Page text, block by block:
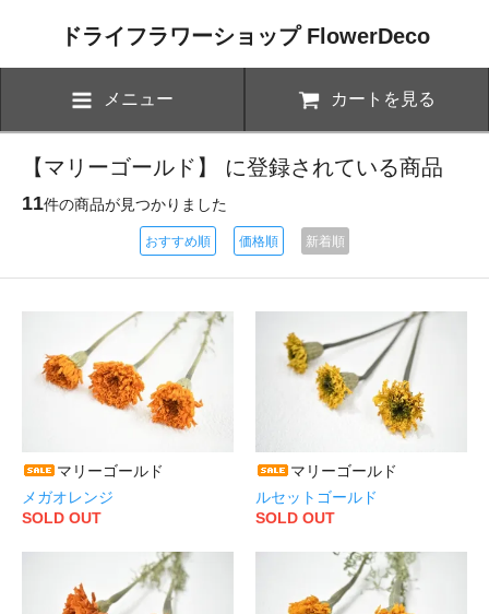
ドライフラワーショップ FlowerDeco
メニュー カートを見る
【マリーゴールド】 に登録されている商品
11件の商品が見つかりました
おすすめ順 価格順 新着順
マリーゴールド
メガオレンジ
SOLD OUT
マリーゴールド
ルセットゴールド
SOLD OUT